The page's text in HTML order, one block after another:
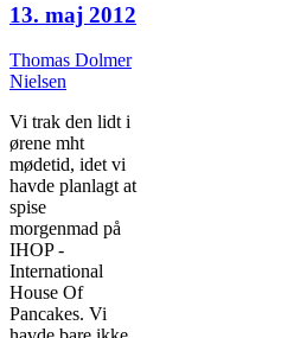
13. maj 2012
Thomas Dolmer
Nielsen
Vi trak den lidt i
ørene mht
mødetid, idet vi
havde planlagt at
spise
morgenmad på
IHOP -
International
House Of
Pancakes. Vi